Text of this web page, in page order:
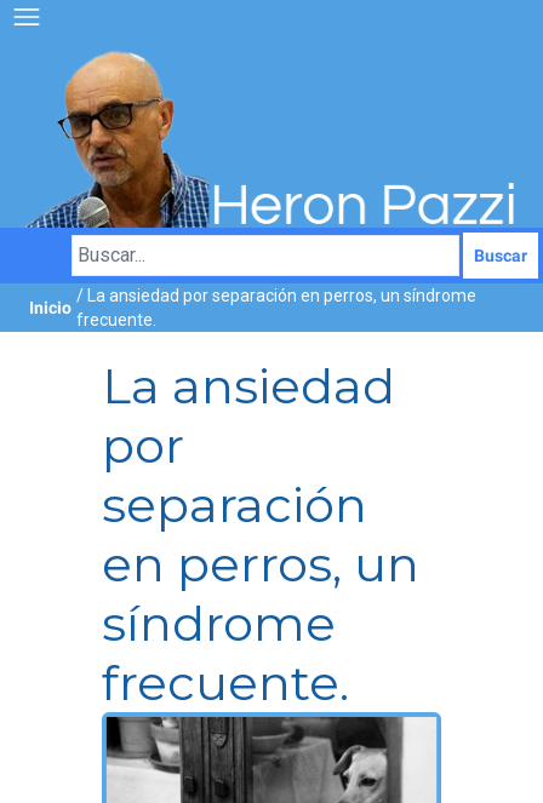
Buscar
Inicio
/ La ansiedad por separación en perros, un síndrome
frecuente.
La ansiedad
por
separación
en perros, un
síndrome
frecuente.